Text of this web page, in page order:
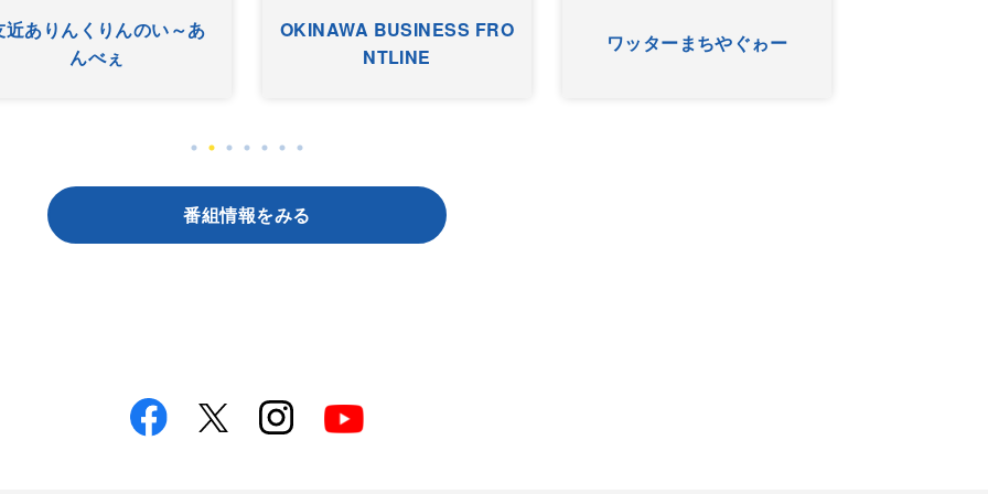
近ありんくりんのい～あ
んべぇ
OKINAWA BUSINESS FRO
NTLINE
ワッターまちやぐゎー
番組情報をみる